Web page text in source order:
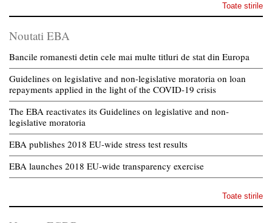
Toate stirile
Noutati EBA
Bancile romanesti detin cele mai multe titluri de stat din Europa
Guidelines on legislative and non-legislative moratoria on loan
repayments applied in the light of the COVID-19 crisis
The EBA reactivates its Guidelines on legislative and non-
legislative moratoria
EBA publishes 2018 EU-wide stress test results
EBA launches 2018 EU-wide transparency exercise
Toate stirile